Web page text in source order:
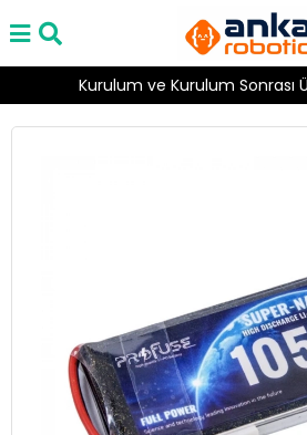
Kurulum ve Kurulum Sonrası